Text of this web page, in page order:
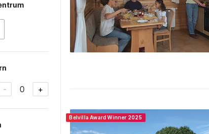
- 0 +
Belvilla Award Winner 2025